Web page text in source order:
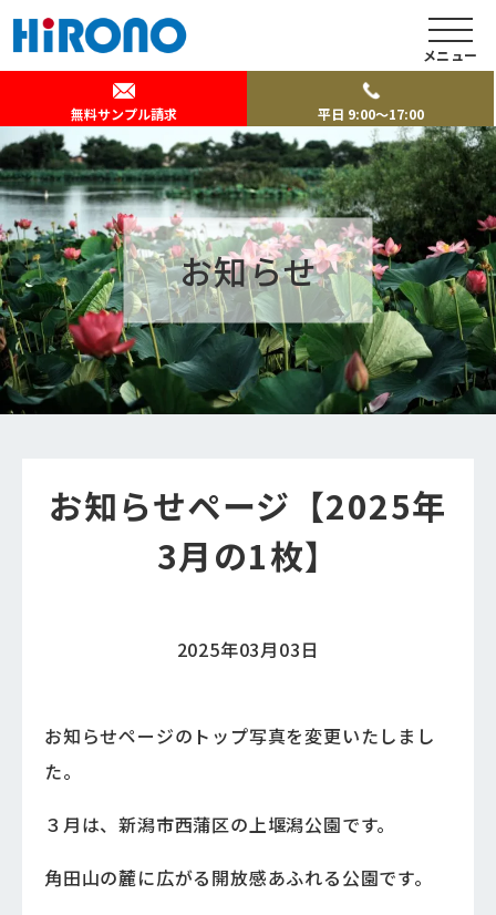
無料サンプル請求 平日 9:00～17:00
メニュー
お知らせ
お知らせページ【2025年
3月の1枚】
2025年03月03日
お知らせページのトップ写真を変更いたしまし
た。
３月は、新潟市西蒲区の上堰潟公園です。
角田山の麓に広がる開放感あふれる公園です。